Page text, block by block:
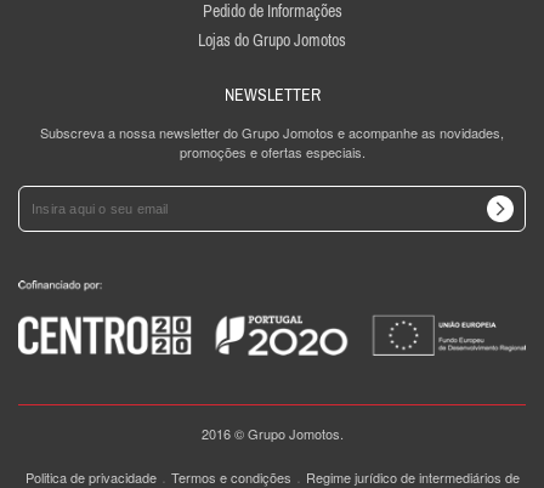
Pedido de Informações
Lojas do Grupo Jomotos
NEWSLETTER
Subscreva a nossa newsletter do Grupo Jomotos e acompanhe as novidades,
promoções e ofertas especiais.
2016 © Grupo Jomotos.
Politica de privacidade. Termos e condições . Regime jurídico de intermediários de